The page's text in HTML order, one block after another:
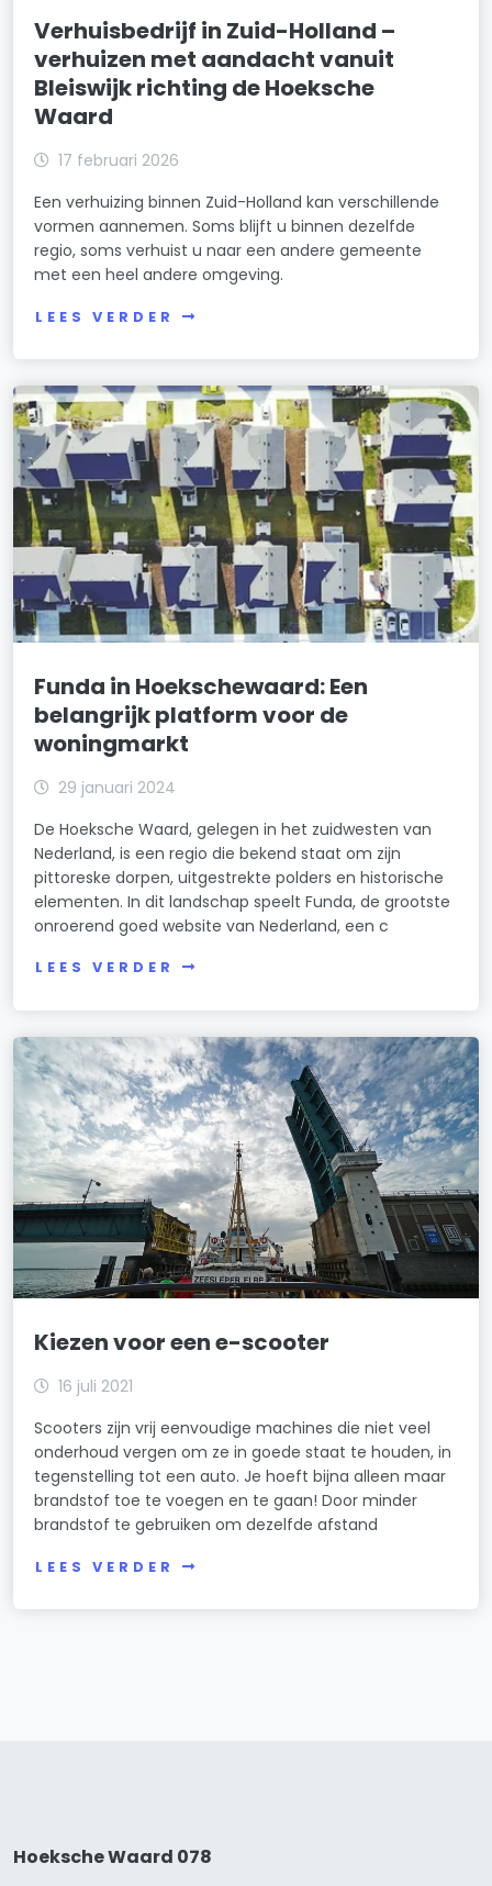
Verhuisbedrijf in Zuid-Holland –
verhuizen met aandacht vanuit
Bleiswijk richting de Hoeksche
Waard
17 februari 2026
Een verhuizing binnen Zuid-Holland kan verschillende
vormen aannemen. Soms blijft u binnen dezelfde
regio, soms verhuist u naar een andere gemeente
met een heel andere omgeving.
LEES VERDER
Funda in Hoekschewaard: Een
belangrijk platform voor de
woningmarkt
29 januari 2024
De Hoeksche Waard, gelegen in het zuidwesten van
Nederland, is een regio die bekend staat om zijn
pittoreske dorpen, uitgestrekte polders en historische
elementen. In dit landschap speelt Funda, de grootste
onroerend goed website van Nederland, een c
LEES VERDER
Kiezen voor een e-scooter
16 juli 2021
Scooters zijn vrij eenvoudige machines die niet veel
onderhoud vergen om ze in goede staat te houden, in
tegenstelling tot een auto. Je hoeft bijna alleen maar
brandstof toe te voegen en te gaan! Door minder
brandstof te gebruiken om dezelfde afstand
LEES VERDER
Hoeksche Waard 078